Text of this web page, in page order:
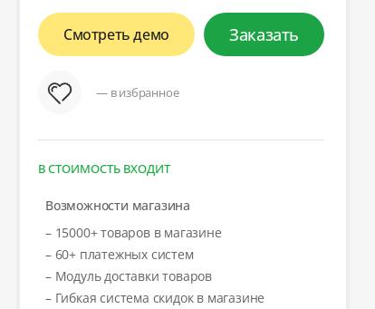
Смотреть демо Заказать
— в избранное
В СТОИМОСТЬ ВХОДИТ
Возможности магазина
– 15000+ товаров в магазине
– 60+ платежных систем
– Модуль доставки товаров
– Гибкая система скидок в магазине